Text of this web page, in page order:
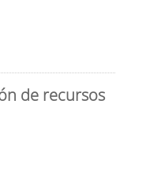
de recursos